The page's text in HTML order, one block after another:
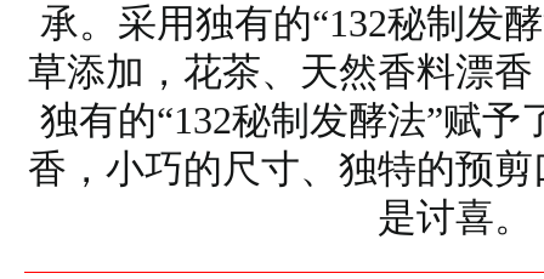
承。采用独有的“132秘制发
草添加，花茶、天然香料漂
独有的“132秘制发酵法”赋予
香，小巧的尺寸、独特的预
是讨喜。